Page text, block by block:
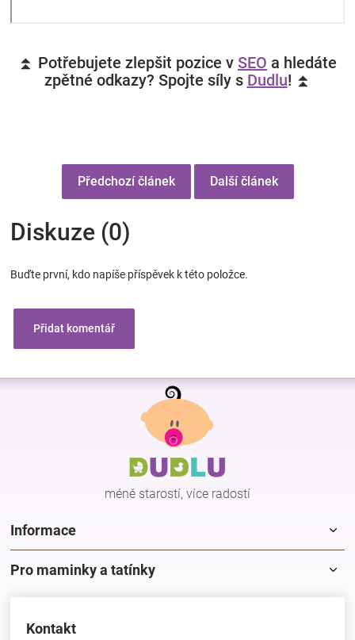
⏫ Potřebujete zlepšit pozice v SEO a hledáte
zpětné odkazy? Spojte síly s Dudlu! ⏫
Předchozí článek Další článek
Diskuze (0)
Buďte první, kdo napíše příspěvek k této položce.
Přidat komentář
Z
méně starostí, více radostí
Informace
Pro maminky a tatínky
Kontakt